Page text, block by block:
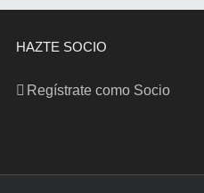
HAZTE SOCIO
Regístrate como Socio